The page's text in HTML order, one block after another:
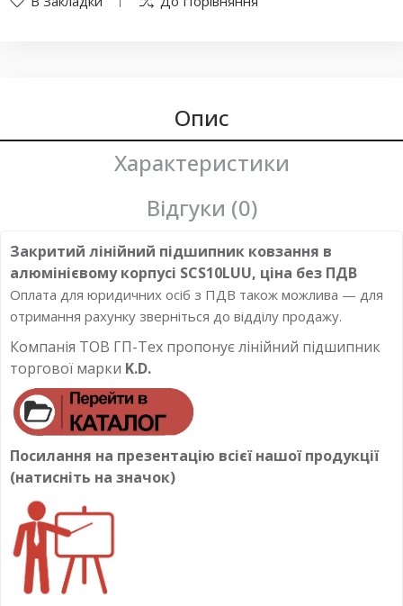
Опис
Характеристики
Відгуки (0)
Закритий лінійний підшипник ковзання в
алюмінієвому корпусі SCS10LUU, ціна без ПДВ
Оплата для юридичних осіб з ПДВ також можлива — для
отримання рахунку зверніться до відділу продажу.
Компанія ТОВ ГП-Тех пропонує лінійний підшипник
торгової марки K.D.
Посилання на презентацію всієї нашої продукції
(натисніть на значок)